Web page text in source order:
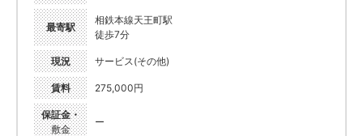
最寄駅
相鉄本線天王町駅
徒歩7分
現況 サービス(その他)
賃料 275,000円
保証金・
敷金
ー